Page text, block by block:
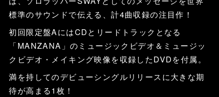
標準のサウンドで伝える、計4曲収録の注目作！
初回限定盤AにはCDとリードトラックとなる
「MANZANA」のミュージックビデオ＆ミュージッ
クビデオ・メイキング映像を収録したDVDを付属。
満を持してのデビューシングルリリースに大きな期
待が高まる1枚！